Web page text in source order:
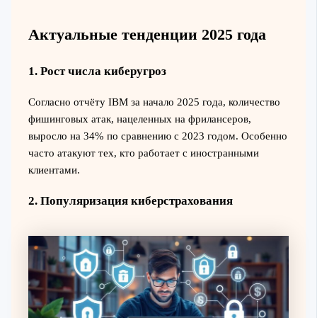
Актуальные тенденции 2025 года
1. Рост числа киберугроз
Согласно отчёту IBM за начало 2025 года, количество
фишинговых атак, нацеленных на фрилансеров,
выросло на 34% по сравнению с 2023 годом. Особенно
часто атакуют тех, кто работает с иностранными
клиентами.
2. Популяризация киберстрахования